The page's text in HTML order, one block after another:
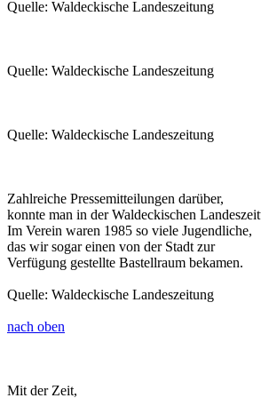
Quelle: Waldeckische Landeszeitung
Quelle: Waldeckische Landeszeitung
Quelle: Waldeckische Landeszeitung
Zahlreiche Pressemitteilungen darüber,
konnte man in der Waldeckischen
Im Verein waren 1985 so viele Jugendliche,
das wir sogar einen von der Stadt zur
Verfügung gestellte Bastellraum bekamen.
Quelle: Waldeckische Landeszeitung
nach oben
Mit der Zeit,